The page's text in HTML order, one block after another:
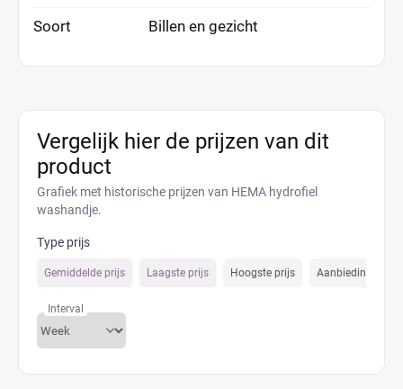
Soort Billen en gezicht
Vergelijk hier de prijzen van dit
product
Grafiek met historische prijzen van HEMA hydrofiel
washandje.
Type prijs
Gemiddelde prijs Laagste prijs Hoogste prijs Aanbiedings prijs
Interval